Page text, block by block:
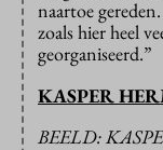
naartoe
zoals hier heel
georganiseerd.”
KASPER
BEELD: